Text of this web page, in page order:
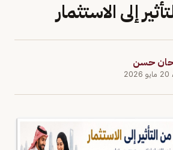
إلى الاستثمار
حسن